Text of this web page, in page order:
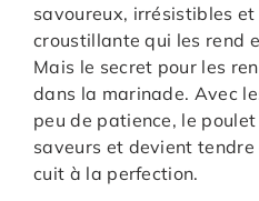
savoureux, irrésistibles
croustillante qui les rend
Mais le secret pour les
dans la marinade. Avec
peu de patience, le
saveurs et devient
cuit à la perfection.